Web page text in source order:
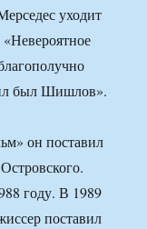
уходит
был Шишлов».
он поставил
году. В 1989
поставил